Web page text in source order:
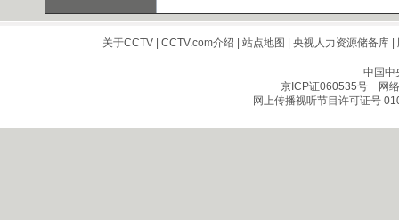
关于CCTV| CCTV.com介绍 | 站点地图 | 央视人力资源储备库|
中国中
京ICP证060535号网络
网上传播视听节目许可证号